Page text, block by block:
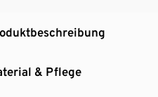
& Pflege